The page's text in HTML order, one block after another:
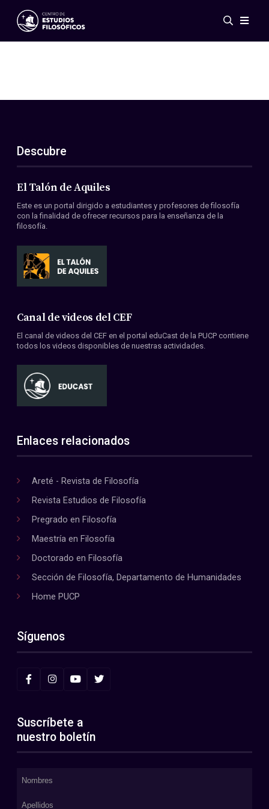
Eventos
ES
EN
Acerca de nosotros
Miembros
Convenios
Descubre
El Talón de Aquiles
Este es un portal dirigido a estudiantes y profesores de filosofía
con la finalidad de ofrecer recursos para la enseñanza de la
filosofía.
Canal de videos del CEF
El canal de videos del CEF en el portal eduCast de la PUCP contiene
todos los videos disponibles de nuestras actividades.
Enlaces relacionados
Areté - Revista de Filosofía
Revista Estudios de Filosofía
Pregrado en Filosofía
Maestría en Filosofía
Doctorado en Filosofía
Sección de Filosofía, Departamento de Humanidades
Home PUCP
Síguenos
Suscríbete a
nuestro boletín